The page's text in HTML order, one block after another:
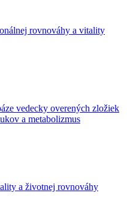
rovnováhy a vitality
vedecky overených zložiek
a metabolizmus
a životnej rovnováhy